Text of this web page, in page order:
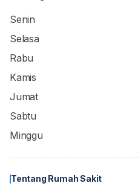
Senin
Selasa
Rabu
Kamis
Jumat
Sabtu
Minggu
Tentang Rumah Sakit